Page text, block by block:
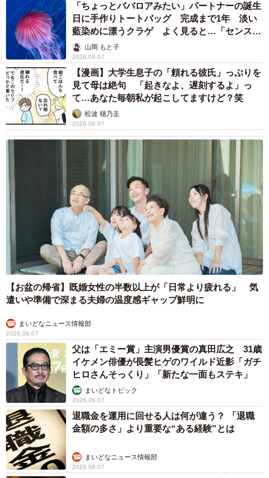
「ちょっとババロアみたい」パートナーの誕生
日に手作りトートバッグ 完成まで1年 淡い
藍染めに漂うクラゲ よく見ると…「センスす
ごい」山岡 もと子
2026.08.07
【漫画】大学生息子の「頼れる彼氏」っぷりを
見て母は絶句 「起きなよ、遅刻するよ」っ
て…あなた毎朝私が起こしてますけど？笑
松波 穂乃圭
2026.08.07
【お盆の帰省】既婚女性の半数以上が「日常より疲れる」 気
遣いや準備で深まる夫婦の温度感ギャップ鮮明に
まいどなニュース情報部
2026.08.07
父は「エミー賞」主演男優賞の真田広之 31歳
イケメン俳優が長髪ヒゲのワイルド近影「ガチ
ヒロさんそっくり」「新たな一面もステキ」
まいどなトピック
2026.08.07
退職金を運用に回せる人は何が違う？ 「退職
金額の多さ」より重要な“ある経験”とは
まいどなニュース情報部
2026.08.07